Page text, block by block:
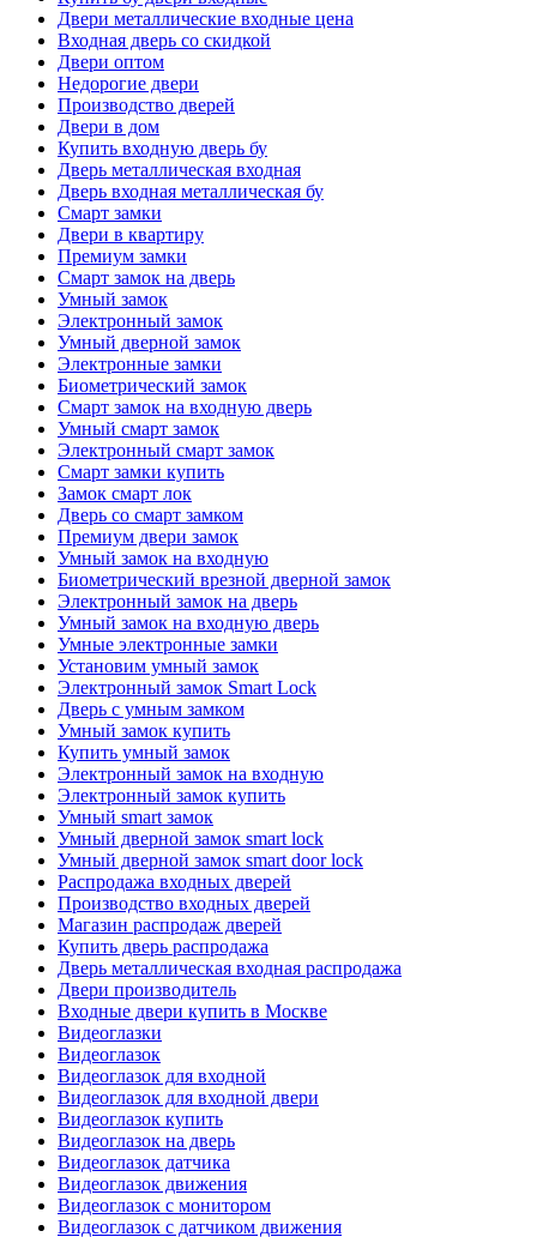
Двери металлические входные цена
Входная дверь со скидкой
Двери оптом
Недорогие двери
Производство дверей
Двери в дом
Купить входную дверь бу
Дверь металлическая входная
Дверь входная металлическая бу
Смарт замки
Двери в квартиру
Премиум замки
Смарт замок на дверь
Умный замок
Электронный замок
Умный дверной замок
Электронные замки
Биометрический замок
Смарт замок на входную дверь
Умный смарт замок
Электронный смарт замок
Смарт замки купить
Замок смарт лок
Дверь со смарт замком
Премиум двери замок
Умный замок на входную
Биометрический врезной дверной замок
Электронный замок на дверь
Умный замок на входную дверь
Умные электронные замки
Установим умный замок
Электронный замок Smart Lock
Дверь с умным замком
Умный замок купить
Купить умный замок
Электронный замок на входную
Электронный замок купить
Умный smart замок
Умный дверной замок smart lock
Умный дверной замок smart door lock
Распродажа входных дверей
Производство входных дверей
Магазин распродаж дверей
Купить дверь распродажа
Дверь металлическая входная распродажа
Двери производитель
Входные двери купить в Москве
Видеоглазки
Видеоглазок
Видеоглазок для входной
Видеоглазок для входной двери
Видеоглазок купить
Видеоглазок на дверь
Видеоглазок датчика
Видеоглазок движения
Видеоглазок с монитором
Видеоглазок с датчиком движения